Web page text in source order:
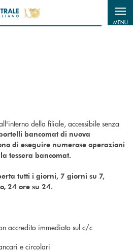
MENU
della filiale, accessibile senza
bancomat di nuova
di eseguire numerose operazioni
tessera bancomat.
tutti i giorni, 7 giorni su 7,
24 ore su 24.
accredito immediato sul c/c
e circolari